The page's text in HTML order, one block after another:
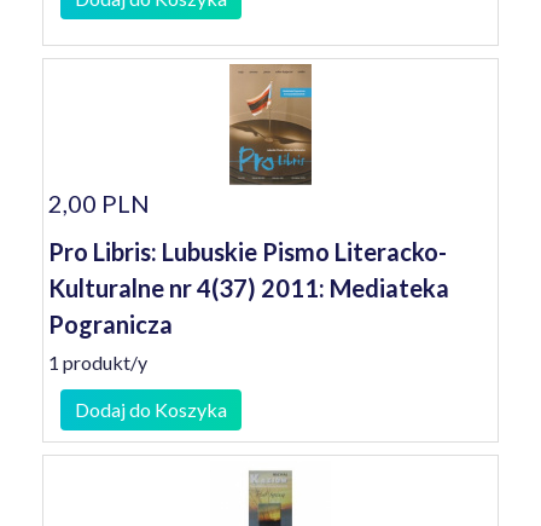
2,00 PLN
Pro Libris: Lubuskie Pismo Literacko-
Kulturalne nr 4(37) 2011: Mediateka
Pogranicza
1 produkt/y
Dodaj do Koszyka